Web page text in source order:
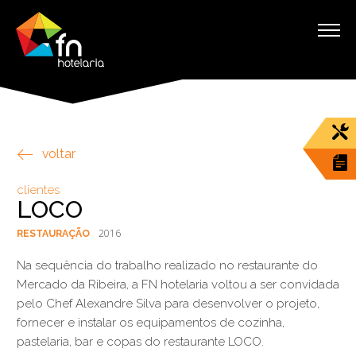
voltar
clientes
LOCO
RESTAURAÇÃO 2016
Na sequência do trabalho realizado no restaurante do
Mercado da Ribeira, a FN hotelaria voltou a ser convidada
pelo Chef Alexandre Silva para desenvolver o projeto,
fornecer e instalar os equipamentos de cozinha,
pastelaria, bar e copas do restaurante LOCO.